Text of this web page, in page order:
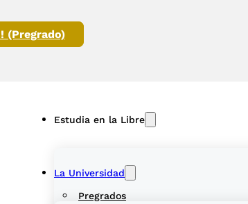
(Pregrado)
Estudia en la Libre
Pregrados
La Universidad